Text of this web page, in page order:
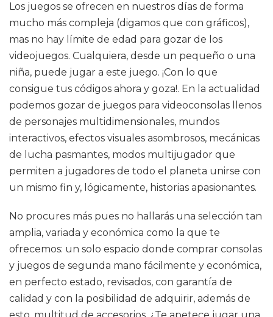
Los juegos se ofrecen en nuestros días de forma
mucho más compleja (digamos que con gráficos),
mas no hay límite de edad para gozar de los
videojuegos. Cualquiera, desde un pequeño o una
niña, puede jugar a este juego. ¡Con lo que
consigue tus códigos ahora y goza!. En la actualidad
podemos gozar de juegos para videoconsolas llenos
de personajes multidimensionales, mundos
interactivos, efectos visuales asombrosos, mecánicas
de lucha pasmantes, modos multijugador que
permiten a jugadores de todo el planeta unirse con
un mismo fin y, lógicamente, historias apasionantes.
No procures más pues no hallarás una selección tan
amplia, variada y económica como la que te
ofrecemos: un solo espacio donde comprar consolas
y juegos de segunda mano fácilmente y económica,
en perfecto estado, revisados, con garantía de
calidad y con la posibilidad de adquirir, además de